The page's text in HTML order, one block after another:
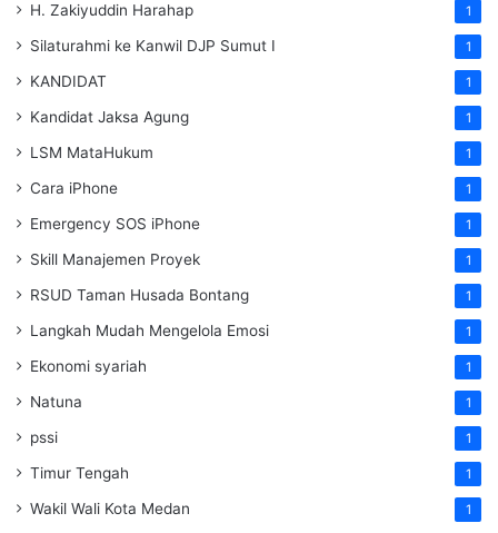
H. Zakiyuddin Harahap 1
Silaturahmi ke Kanwil DJP Sumut I 1
KANDIDAT 1
Kandidat Jaksa Agung 1
LSM MataHukum 1
Cara iPhone 1
Emergency SOS iPhone 1
Skill Manajemen Proyek 1
RSUD Taman Husada Bontang 1
Langkah Mudah Mengelola Emosi 1
Ekonomi syariah 1
Natuna 1
pssi 1
Timur Tengah 1
Wakil Wali Kota Medan 1